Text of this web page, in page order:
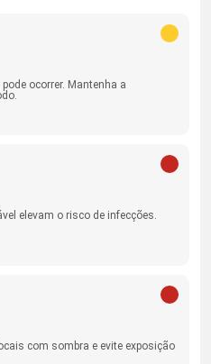
ocorrer. Mantenha a
elevam o risco de infecções.
com sombra e evite exposição